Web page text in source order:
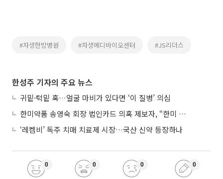
#자생한방병원 #자생메디바이오센터 #JS리더스
한성주 기자의 주요 뉴스
귀밑·턱밑 혹…얼굴 마비가 있다면 ‘이 질병’ 의심
한미약품 송영숙 회장 법인카드 의혹 제보자, “한미 잘 되기 바라는 마음”
‘레켐비’ 독주 치매 치료제 시장…국산 신약 등장하나
0 0 0 0